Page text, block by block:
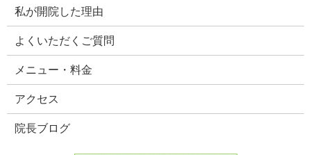
私が開院した理由
よくいただくご質問
メニュー・料金
アクセス
院長ブログ